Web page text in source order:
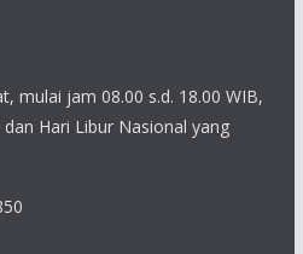
mulai jam 08.00 s.d. 18.00 WIB,
Hari Libur Nasional yang